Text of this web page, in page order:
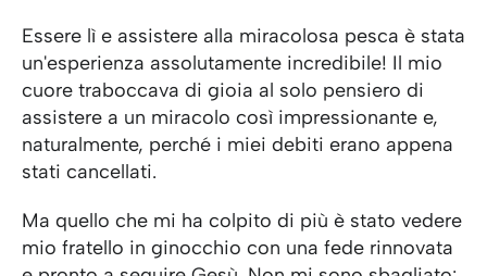
Essere lì e assistere alla miracolosa pesca è stata
un'esperienza assolutamente incredibile! Il mio
cuore traboccava di gioia al solo pensiero di
assistere a un miracolo così impressionante e,
naturalmente, perché i miei debiti erano appena
stati cancellati.
Ma quello che mi ha colpito di più è stato vedere
mio fratello in ginocchio con una fede rinnovata